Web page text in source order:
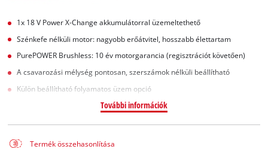
1x 18 V Power X-Change akkumulátorral üzemeltethető
Szénkefe nélküli motor: nagyobb erőátvitel, hosszabb élettartam
PurePOWER Brushless: 10 év motorgarancia (regisztrációt követően)
A csavarozási mélység pontosan, szerszámok nélküli beállítható
Külön beállítható folyamatos üzem opció
További információk
Termék összehasonlítása